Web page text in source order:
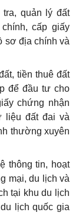
quản lý đất
cấp giấy
sơ địa chính và
tiền thuê đất
để đầu tư cho
chứng nhận
liệu đất đai và
thường xuyên
thông tin, hoạt
mại, du lịch và
tại khu du lịch
lịch quốc gia